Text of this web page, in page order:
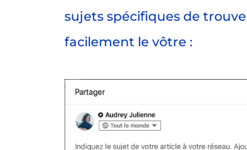
sujets spécifiques de
facilement le vôtre :